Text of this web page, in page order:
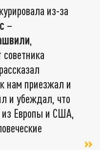
из-за
–
нам приезжал и
и убеждал, что
Европы и США,